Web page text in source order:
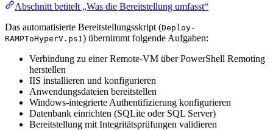
Abschnitt betitelt „Was die Bereitstellung umfasst“
Das automatisierte Bereitstellungsskript (Deploy-
RAMPToHyperV.ps1 ) übernimmt folgende Aufgaben:
Verbindung zu einer Remote-VM über PowerShell Remoting
herstellen
IIS installieren und konfigurieren
Anwendungsdateien bereitstellen
Windows-integrierte Authentifizierung konfigurieren
Datenbank einrichten (SQLite oder SQL Server)
Bereitstellung mit Integritätsprüfungen validieren